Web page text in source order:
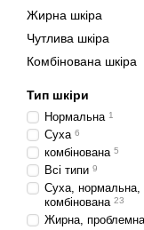
Жирна шкіра
Чутлива шкіра
Комбінована шкіра
Тип шкіри
Нормальна 1
Суха 6
комбінована 5
Всі типи 9
Суха, нормальна,
комбінована 23
Жирна,